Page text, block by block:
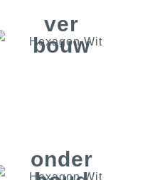
ver
bouw
onder